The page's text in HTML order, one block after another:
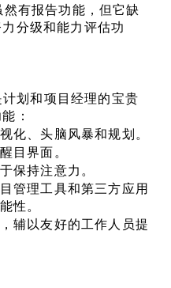
有报告功能，但它缺
分级和能力评估功
划和项目经理的宝贵
：
化、头脑风暴和规划。
目界面。
保持注意力。
管理工具和第三方应用
性。
辅以友好的工作人员提